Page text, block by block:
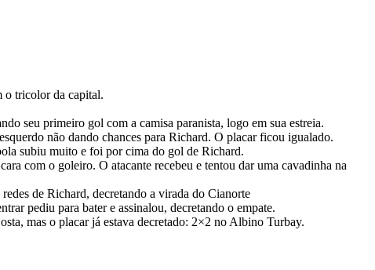
o tricolor da capital.
seu primeiro gol com a camisa paranista, logo em sua estreia.
não dando chances para Richard. O placar ficou igualado.
subiu muito e foi por cima do gol de Richard.
com o goleiro. O atacante recebeu e tentou dar uma cavadinha na
de Richard, decretando a virada do Cianorte
pediu para bater e assinalou, decretando o empate.
mas o placar já estava decretado: 2×2 no Albino Turbay.